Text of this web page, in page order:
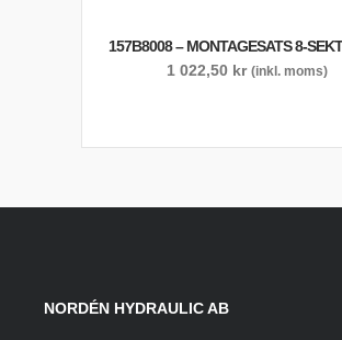
157B8008 – MONTAGESATS 8-
1 022,50 kr (inkl. moms)
NORDÉN HYDRAULIC AB